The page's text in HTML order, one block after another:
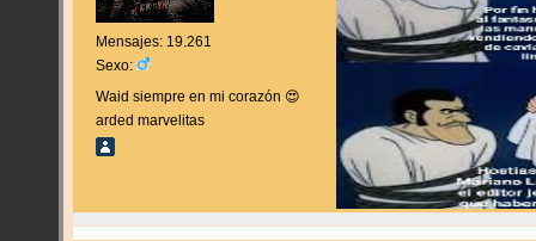
Mensajes: 19.261
Sexo:
Waid siempre en mi corazón 😍
arded marvelitas